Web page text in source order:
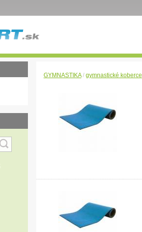
GYMNASTIKA/ gymnastické koberce